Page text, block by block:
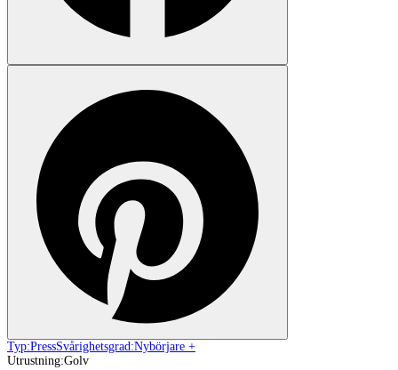
Typ:PressSvårighetsgrad:Nybörjare +
Utrustning:Golv